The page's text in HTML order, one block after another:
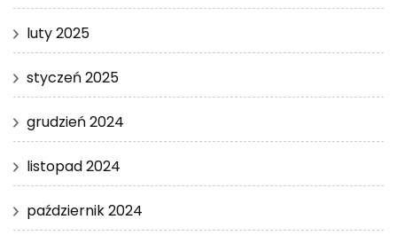
luty 2025
styczeń 2025
grudzień 2024
listopad 2024
październik 2024